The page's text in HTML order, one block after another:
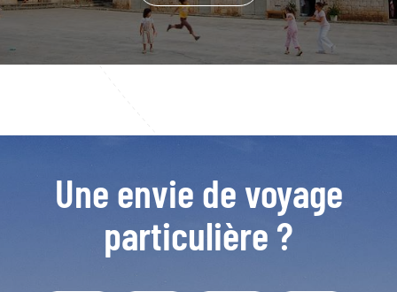
Une envie de voyage
particulière ?